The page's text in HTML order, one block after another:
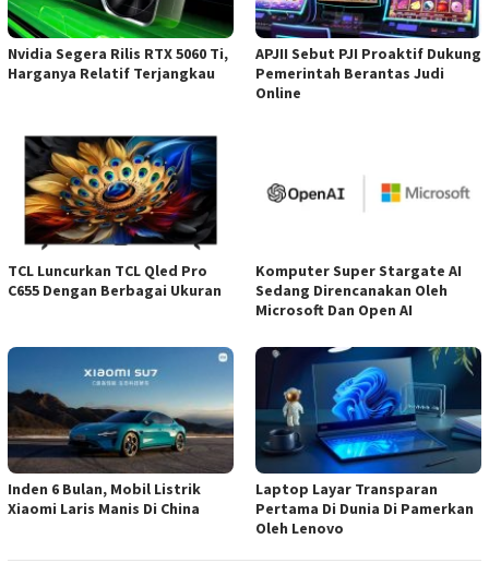
Nvidia Segera Rilis RTX 5060 Ti,
Harganya Relatif Terjangkau
APJII Sebut PJI Proaktif Dukung
Pemerintah Berantas Judi
Online
TCL Luncurkan TCL Qled Pro
C655 Dengan Berbagai Ukuran
Komputer Super Stargate AI
Sedang Direncanakan Oleh
Microsoft Dan Open AI
Inden 6 Bulan, Mobil Listrik
Xiaomi Laris Manis Di China
Laptop Layar Transparan
Pertama Di Dunia Di Pamerkan
Oleh Lenovo